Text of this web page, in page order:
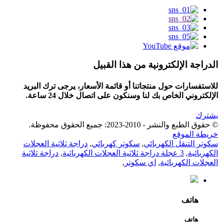
الدراجة الإلكترونية من هذا القبيل
للاستفسارات حول منتجاتنا أو قائمة الأسعار، يرجى ترك البريد
الإلكتروني الخاص بك لنا وسنكون على اتصال خلال 24 ساعة.
يشترك
© حقوق الطبع والنشر - 2010-2023: جميع الحقوق محفوظة.
خريطة الموقع
سكوتر التنقل الكهربائي, سكوتر كهربائي, دراجة ثلاثية العجلات
الكهربائية, 3 عجلة دراجة ثلاثية العجلات الكهربائية , دراجة ثلاثية
العجلات الكهربائية, اي سكوتر ,
هاتف
هاتف